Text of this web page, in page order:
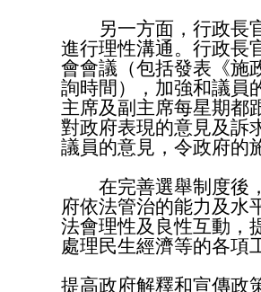
另一方面，行政長官
進行理性溝通。行政長
會會議（包括發表《施
詢時間），加強和議員
主席及副主席每星期都
對政府表現的意見及訴
議員的意見，令政府的
在完善選舉制度後，
府依法管治的能力及水
法會理性及良性互動，
處理民生經濟等的各項
提高政府解釋和宣傳政